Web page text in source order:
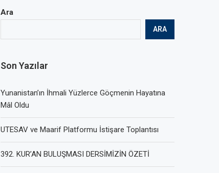
Ara
ARA
Son Yazılar
Yunanistan’ın İhmali Yüzlerce Göçmenin Hayatına
Mâl Oldu
UTESAV ve Maarif Platformu İstişare Toplantısı
392. KUR’AN BULUŞMASI DERSİMİZİN ÖZETİ